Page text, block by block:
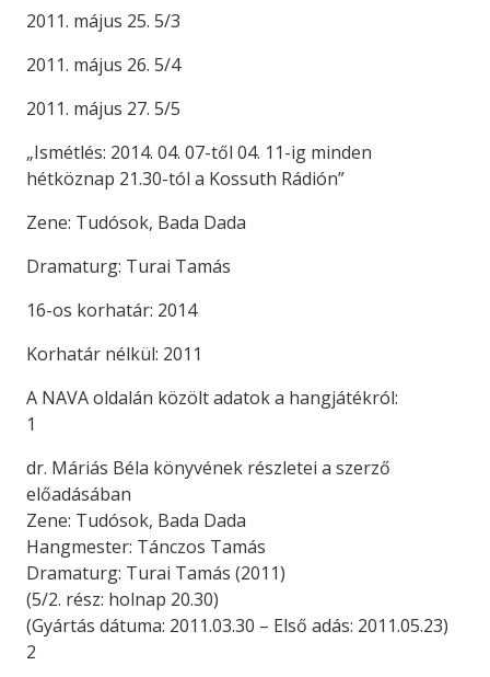
2011. május 25. 5/3
2011. május 26. 5/4
2011. május 27. 5/5
„Ismétlés: 2014. 04. 07-től 04. 11-ig minden
hétköznap 21.30-tól a Kossuth Rádión”
Zene: Tudósok, Bada Dada
Dramaturg: Turai Tamás
16-os korhatár: 2014
Korhatár nélkül: 2011
A NAVA oldalán közölt adatok a hangjátékról:
1
dr. Máriás Béla könyvének részletei a szerző
előadásában
Zene: Tudósok, Bada Dada
Hangmester: Tánczos Tamás
Dramaturg: Turai Tamás (2011)
(5/2. rész: holnap 20.30)
(Gyártás dátuma: 2011.03.30 – Első adás: 2011.05.23)
2